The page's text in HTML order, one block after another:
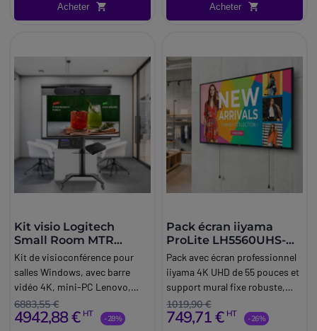
Acheter Acheter
Kit visio Logitech
Small Room MTR
Windows
Kit de visioconférence pour
salles Windows, avec barre
vidéo 4K, mini-PC Lenovo,
écran 4K de 55 pouces,
support à roulettes et
6883,55 €
4942,88 € HT -28%
Pack écran iiyama
ProLite LH5560UHS-
B2AG + Support mural
Vision VFM-W4X4
Pack avec écran professionnel
iiyama 4K UHD de 55 pouces et
support mural fixe robuste,
idéal pour l'affichage
numérique.
1019,90 €
749,71 € HT -26%